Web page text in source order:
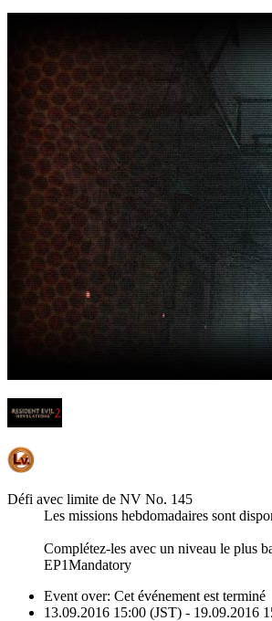
Défi avec limite de NV No. 145
Les missions hebdomadaires sont
Complétez-les avec un niveau le plus
EP1Mandatory
Event over: Cet événement est terminé
13.09.2016 15:00 (JST) - 19.09.2016